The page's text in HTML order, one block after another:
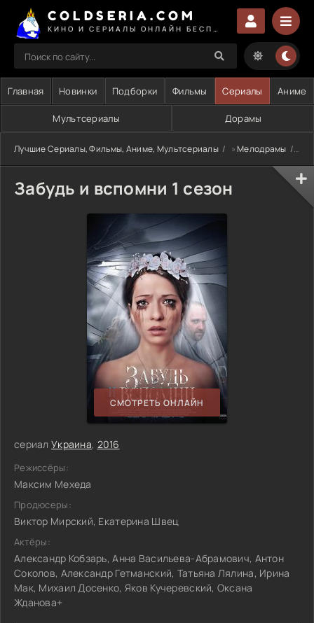
COLDSERIA.COM
Главная Новинки Подборки Фильмы Сериалы Аниме
Мультсериалы Дорамы
Лучшие Сериалы, Фильмы, Аниме, Мультсериалы »Мелодрамы »
Забудь и вспомни 1 сезон
СМОТРЕТЬ ОНЛАЙН
сериал Украина, 2016
Режиссёры:
Максим Мехеда
Продюсеры:
Виктор Мирский, Екатерина Швец
Актёры:
Александр Кобзарь, Анна Васильева-Абрамович, Антон
Соколов, Александр Гетманский, Татьяна Лялина, Ирина
Мак, Михаил Досенко, Яков Кучеревский, Оксана
Жданова+